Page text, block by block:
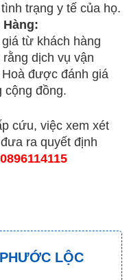
trạng y tế của họ.
từ khách hàng
dịch vụ vận
được đánh giá
cộng đồng.
cứu, việc xem xét
ra quyết định
LỘC